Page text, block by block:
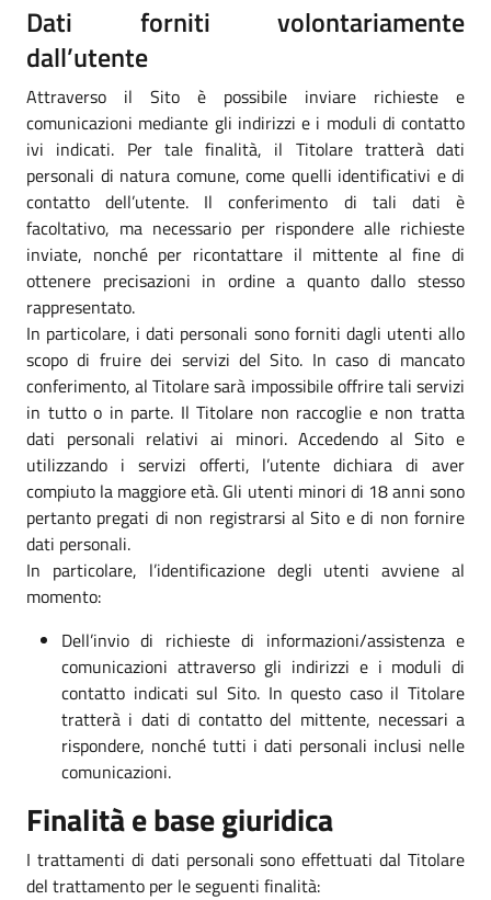
Dati forniti volontariamente
dall’utente
Attraverso il Sito è possibile inviare richieste e
comunicazioni mediante gli indirizzi e i moduli di contatto
ivi indicati. Per tale finalità, il Titolare tratterà dati
personali di natura comune, come quelli identificativi e di
contatto dell’utente. Il conferimento di tali dati è
facoltativo, ma necessario per rispondere alle richieste
inviate, nonché per ricontattare il mittente al fine di
ottenere precisazioni in ordine a quanto dallo stesso
rappresentato.
In particolare, i dati personali sono forniti dagli utenti allo
scopo di fruire dei servizi del Sito. In caso di mancato
conferimento, al Titolare sarà impossibile offrire tali servizi
in tutto o in parte. Il Titolare non raccoglie e non tratta
dati personali relativi ai minori. Accedendo al Sito e
utilizzando i servizi offerti, l’utente dichiara di aver
compiuto la maggiore età. Gli utenti minori di 18 anni sono
pertanto pregati di non registrarsi al Sito e di non fornire
dati personali.
In particolare, l’identificazione degli utenti avviene al
momento:
Dell’invio di richieste di informazioni/assistenza e
comunicazioni attraverso gli indirizzi e i moduli di
contatto indicati sul Sito. In questo caso il Titolare
tratterà i dati di contatto del mittente, necessari a
rispondere, nonché tutti i dati personali inclusi nelle
comunicazioni.
Finalità e base giuridica
I trattamenti di dati personali sono effettuati dal Titolare
del trattamento per le seguenti finalità: